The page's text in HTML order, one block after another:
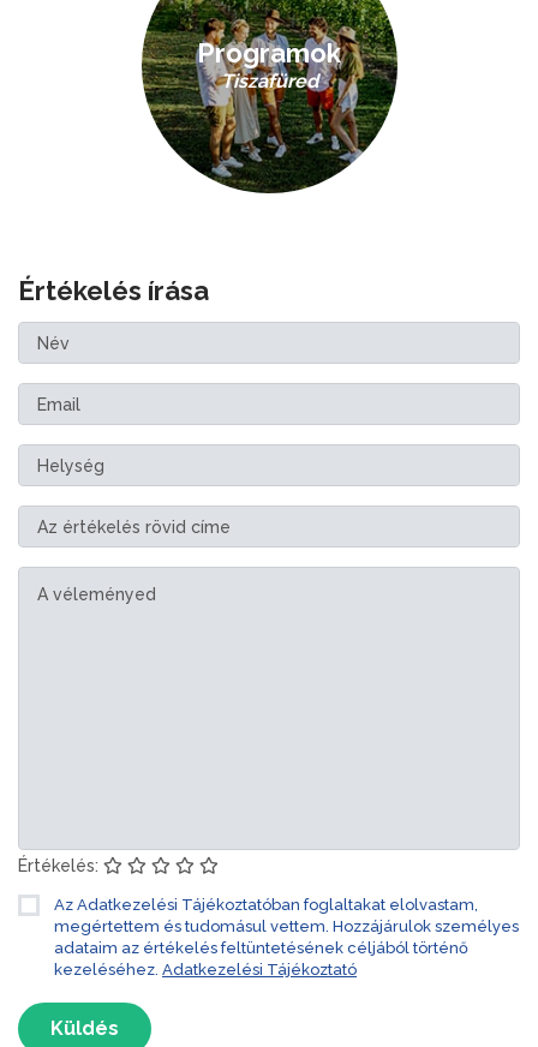
Programok
Tiszafüred
Értékelés írása
Értékelés:
Az Adatkezelési Tájékoztatóban foglaltakat elolvastam,
megértettem és tudomásul vettem. Hozzájárulok személyes
adataim az értékelés feltüntetésének céljából történő
kezeléséhez. Adatkezelési Tájékoztató
Küldés